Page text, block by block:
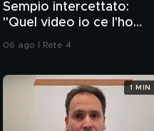
Sempio intercettato:
"Quel video io ce l'ho
dentro la penna"
06 ago | Rete 4
1 MIN